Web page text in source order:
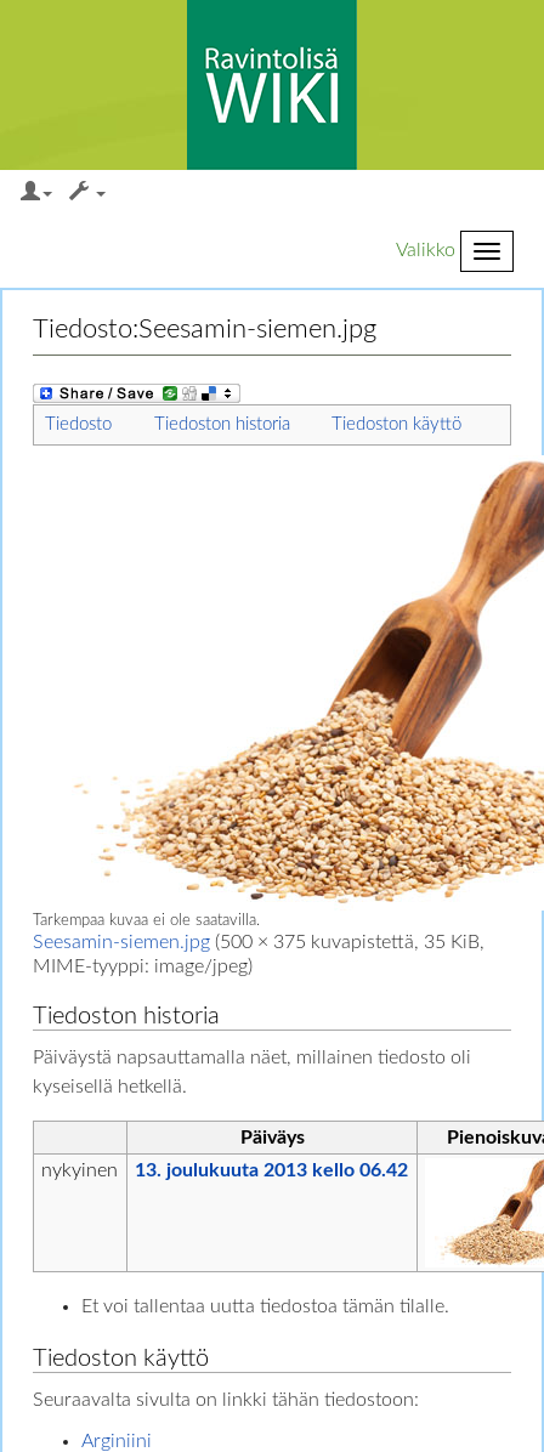
Valikko
Loikkaa:
Tiedosto:Seesamin-siemen.jpg
Tiedosto Tiedoston historia Tiedoston käyttö
Tarkempaa kuvaa ei ole saatavilla.
Seesamin-siemen.jpg (500 × 375 kuvapistettä, 35 KiB,
MIME-tyyppi: image/jpeg)
Tiedoston historia
Päiväystä napsauttamalla näet, millainen tiedosto oli
kyseisellä hetkellä.
Päiväys
nykyinen
13. joulukuuta 2013 kello 06.42
Et voi tallentaa uutta tiedostoa tämän tilalle.
Tiedoston käyttö
Seuraavalta sivulta on linkki tähän tiedostoon:
Arginiini